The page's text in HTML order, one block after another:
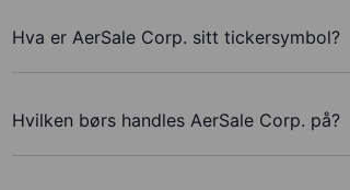
Hva er AerSale Corp. sitt tickersymbol?
Hvilken børs handles AerSale Corp. på?